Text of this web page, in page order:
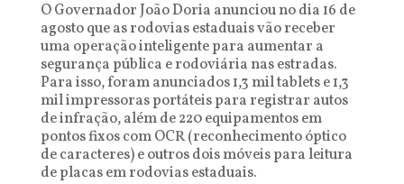
O Governador João Doria anunciou no dia 16 de
agosto que as rodovias estaduais vão receber
uma operação inteligente para aumentar a
segurança pública e rodoviária nas estradas.
Para isso, foram anunciados 1,3 mil tablets e 1,3
mil impressoras portáteis para registrar autos
de infração, além de 220 equipamentos em
pontos fixos com OCR (reconhecimento óptico
de caracteres) e outros dois móveis para leitura
de placas em rodovias estaduais.